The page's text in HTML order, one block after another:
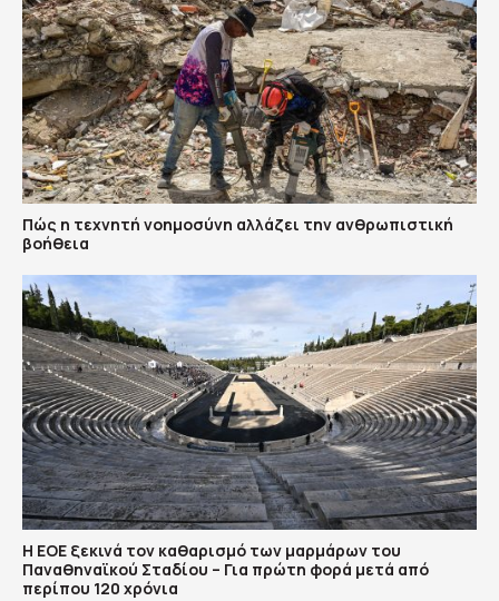
Πώς η τεχνητή νοημοσύνη αλλάζει την ανθρωπιστική
βοήθεια
Η ΕΟΕ ξεκινά τον καθαρισμό των μαρμάρων του
Παναθηναϊκού Σταδίου – Για πρώτη φορά μετά από
περίπου 120 χρόνια